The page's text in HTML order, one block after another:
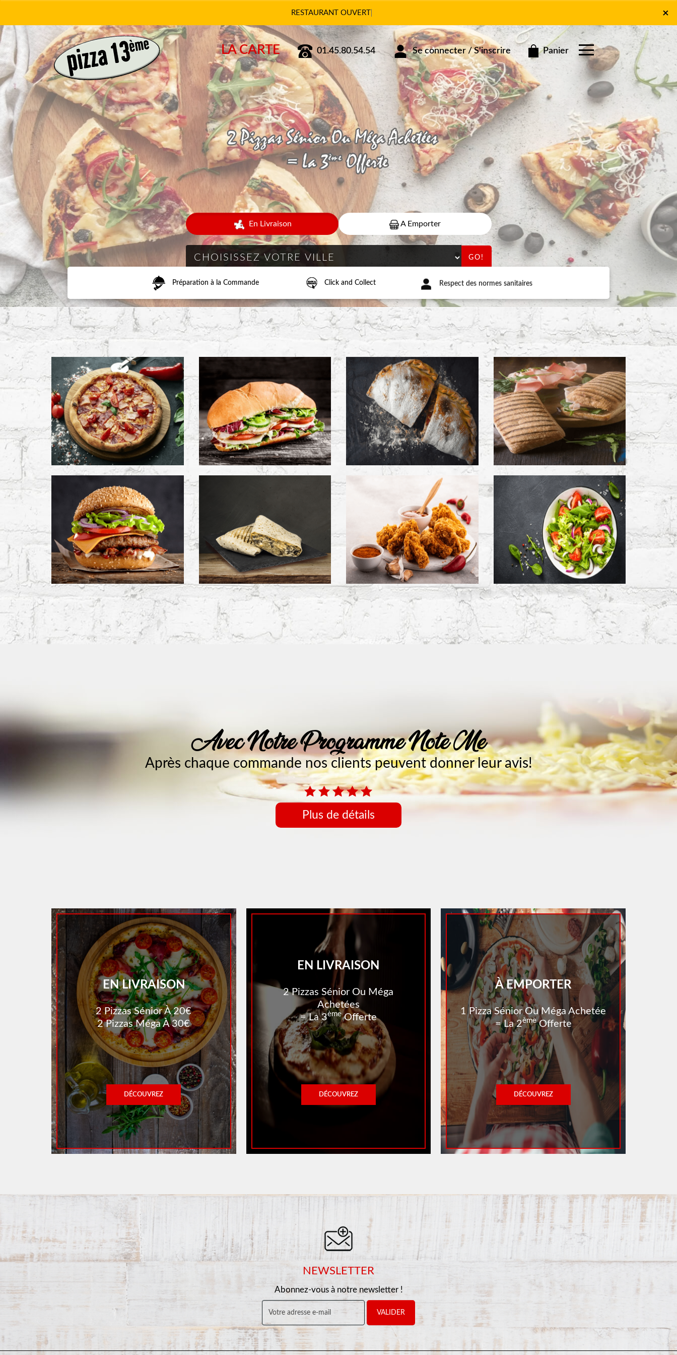
×
Vous pouvez
LA CARTE 01.45.80.54.54 Se connecter / S'inscrire Panier
×
En Livraison A Emporter
GO!
Préparation à la Commande Click and Collect Respect des normes sanitaires
Avec Notre Programme Note Me
Après chaque commande nos clients peuvent donner leur avis!
Plus de détails
EN LIVRAISON
2 Pizzas Sénior À 20€
2 Pizzas Méga À 30€
DÉCOUVREZ
EN LIVRAISON
2 Pizzas Sénior Ou Méga
Achetées
= La 3ÈmeOfferte
DÉCOUVREZ
À EMPORTER
1 Pizza Sénior Ou Méga Achetée
= La 2ÈmeOfferte
DÉCOUVREZ
NEWSLETTER
Abonnez-vous à notre newsletter !
VALIDER